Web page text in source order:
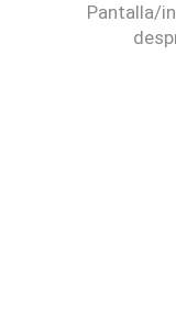
Pantalla/